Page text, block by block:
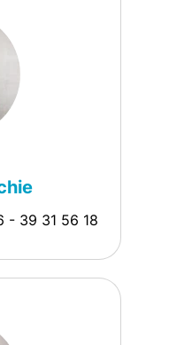
- 39 31 56 18